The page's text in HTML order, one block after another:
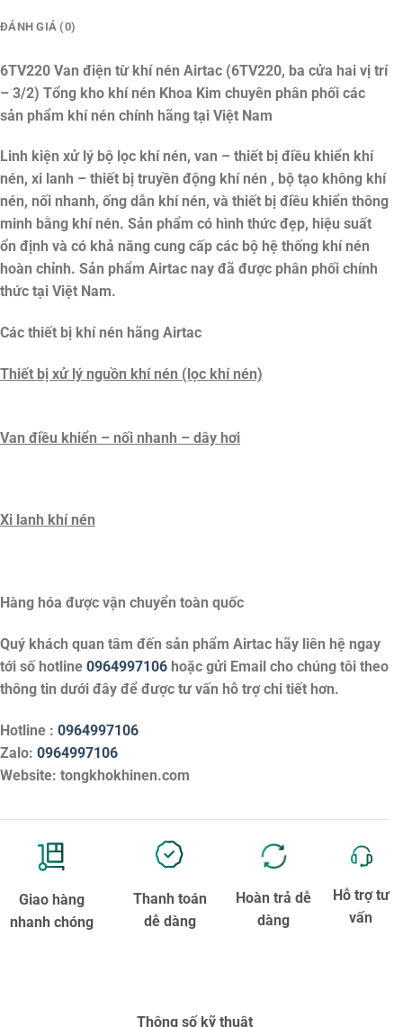
ĐÁNH GIÁ (0)
6TV220 Van điện từ khí nén Airtac (6TV220, ba cửa hai vị trí
– 3/2) Tổng kho khí nén Khoa Kim chuyên phân phối các
sản phẩm khí nén chính hãng tại Việt Nam
Linh kiện xử lý bộ lọc khí nén, van – thiết bị điều khiển khí
nén, xi lanh – thiết bị truyền động khí nén , bộ tạo không khí
nén, nối nhanh, ống dẫn khí nén, và thiết bị điều khiển thông
minh bằng khí nén. Sản phẩm có hình thức đẹp, hiệu suất
ổn định và có khả năng cung cấp các bộ hệ thống khí nén
hoàn chỉnh. Sản phẩm Airtac nay đã được phân phối chính
thức tại Việt Nam.
Các thiết bị khí nén hãng Airtac
Thiết bị xử lý nguồn khí nén (lọc khí nén)
Van điều khiển – nối nhanh – dây hơi
Xi lanh khí nén
Hàng hóa được vận chuyển toàn quốc
Quý khách quan tâm đến sản phẩm Airtac hãy liên hệ ngay
tới số hotline 0964997106 hoặc gửi Email cho chúng tôi theo
thông tin dưới đây để được tư vấn hỗ trợ chi tiết hơn.
Hotline : 0964997106
Zalo: 0964997106
Website: tongkhokhinen.com
Giao hàng
nhanh chóng
Thanh toán
dễ dàng
Hoàn trả dễ
dàng
Hỗ trợ tư
vấn
Thông số kỹ thuật